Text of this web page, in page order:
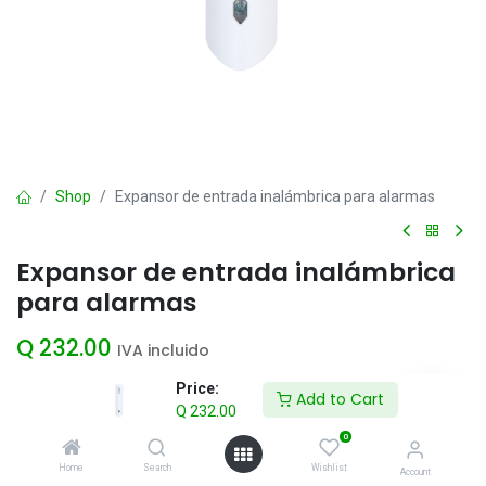
Price:
Q 232.00
Add to Cart
Home Search
0
Wishlist Account
Shop Expansor de entrada inalámbrica para alarmas
Expansor de entrada inalámbrica
para alarmas
Q 232.00 IVA incluido
Add to Cart
Agregar a la lista de deseos